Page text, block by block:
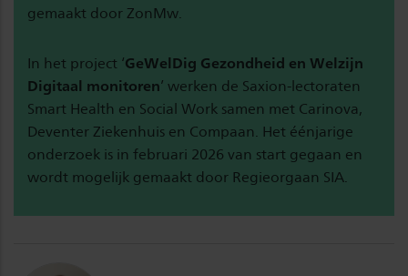
gemaakt door ZonMw.
In het project ‘GeWelDig Gezondheid en Welzijn
Digitaal monitoren’ werken de Saxion-lectoraten
Smart Health en Social Work samen met Carinova,
Deventer Ziekenhuis en Compaan. Het éénjarige
onderzoek is in februari 2026 van start gegaan en
wordt mogelijk gemaakt door Regieorgaan SIA.